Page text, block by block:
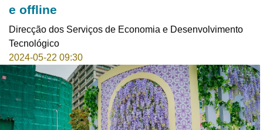
e offline
Direcção dos Serviços de Economia e Desenvolvimento
Tecnológico
2024-05-22 09:30